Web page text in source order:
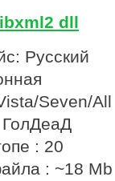
dll
Русский
Seven/All
: 20
: ~18 Mb